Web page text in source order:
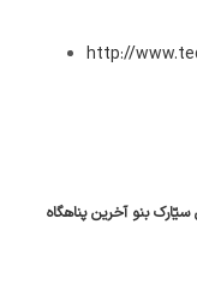
http://
بنو آخرین پناهگاه